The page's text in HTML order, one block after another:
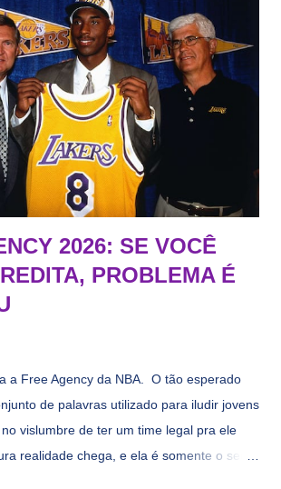
2026: SE VOCÊ
PROBLEMA É
a Free Agency da NBA. O tão esperado
de palavras utilizado para iludir jovens
vislumbre de ter um time legal pra ele
realidade chega, e ela é somente o seu